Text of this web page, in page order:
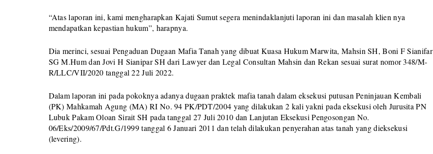
“Atas laporan ini, kami mengharapkan Kajati Sumut segera menindaklanjuti laporan ini dan masalah klien nya
mendapatkan kepastian hukum”, harapnya.
Dia merinci, sesuai Pengaduan Dugaan Mafia Tanah yang dibuat Kuasa Hukum Marwita, Mahsin SH, Boni F Sianifar
SG M.Hum dan Jovi H Sianipar SH dari Lawyer dan Legal Consultan Mahsin dan Rekan sesuai surat nomor 348/M-
R/LLC/VII/2020 tanggal 22 Juli 2022.
Dalam laporan ini pada pokoknya adanya dugaan praktek mafia tanah dalam eksekusi putusan Peninjauan Kembali
(PK) Mahkamah Agung (MA) RI No. 94 PK/PDT/2004 yang dilakukan 2 kali yakni pada eksekusi oleh Jurusita PN
Lubuk Pakam Oloan Sirait SH pada tanggal 27 Juli 2010 dan Lanjutan Eksekusi Pengosongan No.
06/Eks/2009/67/Pdt.G/1999 tanggal 6 Januari 2011 dan telah dilakukan penyerahan atas tanah yang dieksekusi
(levering).